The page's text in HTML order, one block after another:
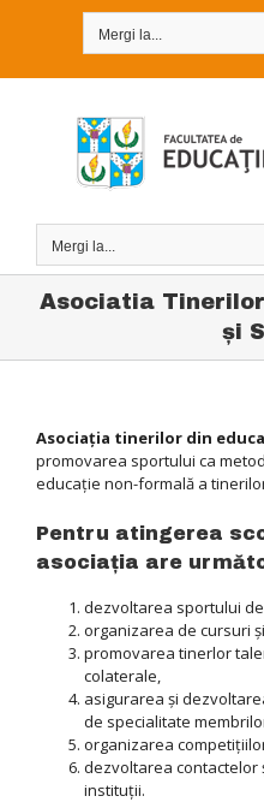
Mergi la...
Mergi la...
Asociatia
şi
Asociaţia tinerilor din
promovarea sportului ca
educaţie non-formală a
Pentru atingerea
asociaţia are
dezvoltarea sportului
organizarea de cursuri
promovarea tinerlor
colaterale,
asigurarea şi
de specialitate
organizarea
dezvoltarea
instituţii.